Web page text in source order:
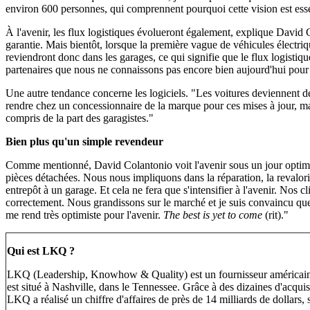
environ 600 personnes, qui comprennent pourquoi cette vision est
À l'avenir, les flux logistiques évolueront également, explique David
garantie. Mais bientôt, lorsque la première vague de véhicules
reviendront donc dans les garages, ce qui signifie que le flux
partenaires que nous ne connaissons pas encore bien aujourd'hui
Une autre tendance concerne les logiciels. "Les voitures deviennent
rendre chez un concessionnaire de la marque pour ces mises à jour,
compris de la part des garagistes."
Bien plus qu'un simple revendeur
Comme mentionné, David Colantonio voit l'avenir sous un jour
pièces détachées. Nous nous impliquons dans la réparation, la
entrepôt à un garage. Et cela ne fera que s'intensifier à l'avenir. Nos
correctement. Nous grandissons sur le marché et je suis convaincu
me rend très optimiste pour l'avenir. The best is yet to come (rit)."
Qui est LKQ ?
LKQ (Leadership, Knowhow & Quality) est un fournisseur
est situé à Nashville, dans le Tennessee. Grâce à des dizaines
LKQ a réalisé un chiffre d'affaires de près de 14 milliards de